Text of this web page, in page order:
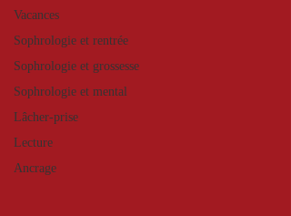
Vacances
Sophrologie et rentrée
Sophrologie et grossesse
Sophrologie et mental
Lâcher-prise
Lecture
Ancrage